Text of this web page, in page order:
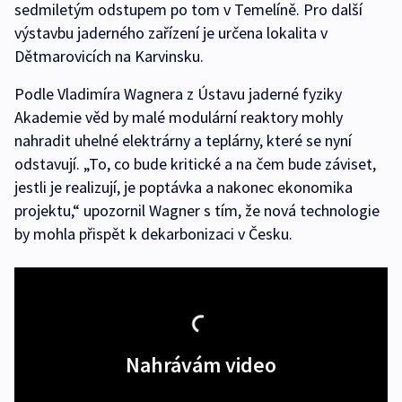
sedmiletým odstupem po tom v Temelíně. Pro další
výstavbu jaderného zařízení je určena lokalita v
Dětmarovicích na Karvinsku.
Podle Vladimíra Wagnera z Ústavu jaderné fyziky
Akademie věd by malé modulární reaktory mohly
nahradit uhelné elektrárny a teplárny, které se nyní
odstavují. „To, co bude kritické a na čem bude záviset,
jestli je realizují, je poptávka a nakonec ekonomika
projektu,“ upozornil Wagner s tím, že nová technologie
by mohla přispět k dekarbonizaci v Česku.
Nahrávám video